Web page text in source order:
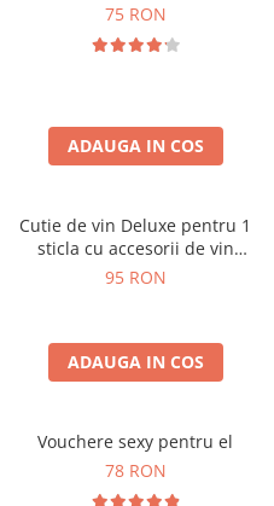
75 RON
ADAUGA IN COS
Cutie de vin Deluxe pentru 1
sticla cu accesorii de vin
incluse interior oranj
95 RON
ADAUGA IN COS
Vouchere sexy pentru el
78 RON